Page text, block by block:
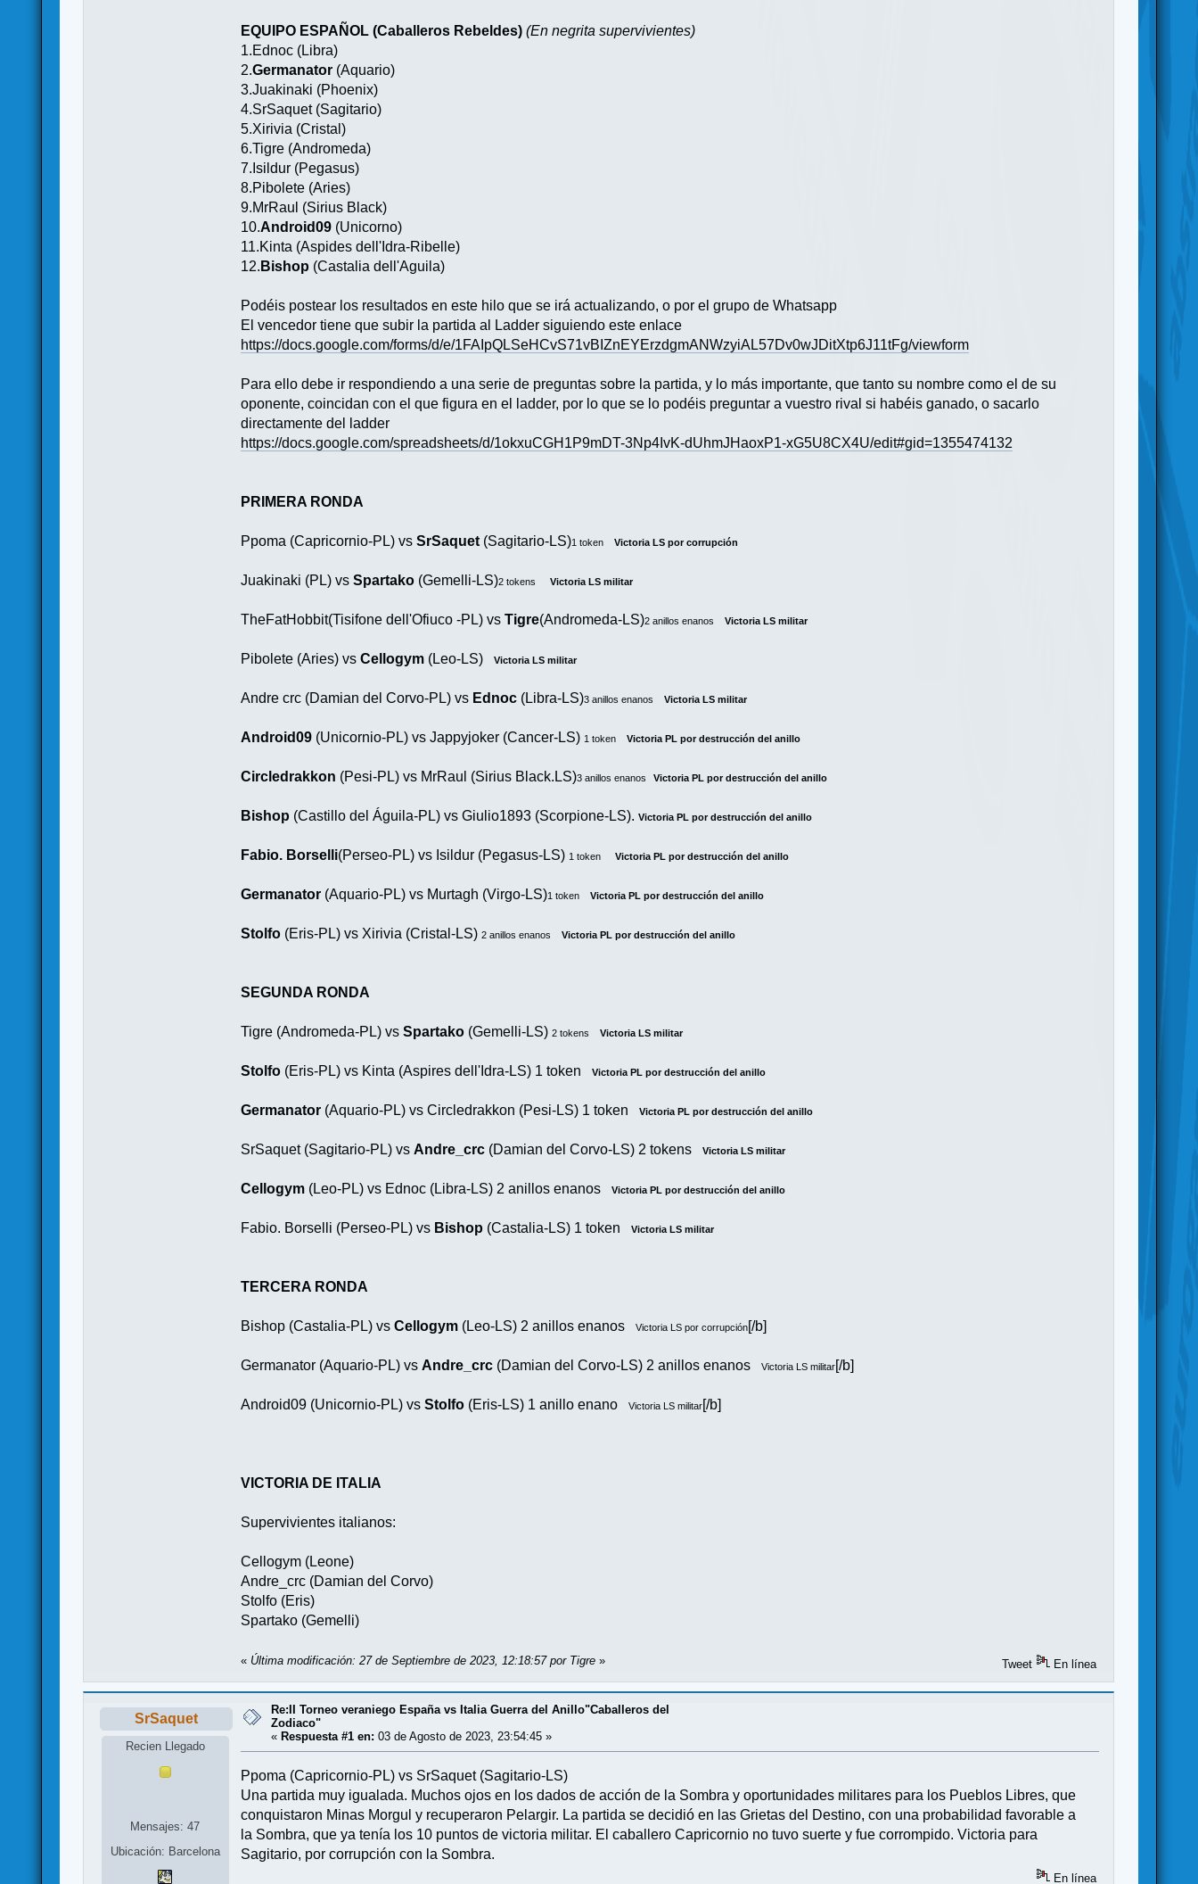
EQUIPO ESPAÑOL (Caballeros Rebeldes) (En negrita supervivientes)
1.Ednoc (Libra)
2.Germanator (Aquario)
3.Juakinaki (Phoenix)
4.SrSaquet (Sagitario)
5.Xirivia (Cristal)
6.Tigre (Andromeda)
7.Isildur (Pegasus)
8.Pibolete (Aries)
9.MrRaul (Sirius Black)
10.Android09 (Unicorno)
11.Kinta (Aspides dell'Idra-Ribelle)
12. Bishop (Castalia dell'Aguila)
Podéis postear los resultados en este hilo que se irá actualizando, o por el grupo de Whatsapp
El vencedor tiene que subir la partida al Ladder siguiendo este enlace
https://docs.google.com/forms/d/e/1FAIpQLSeHCvS71vBIZnEYErzdgmANWzyiAL57Dv0wJDitXtp6J11tFg/viewform
Para ello debe ir respondiendo a una serie de preguntas sobre la partida, y lo más importante, que tanto su nombre como el de su
oponente, coincidan con el que figura en el ladder, por lo que se lo podéis preguntar a vuestro rival si habéis ganado, o sacarlo
directamente del ladder
https://docs.google.com/spreadsheets/d/1okxuCGH1P9mDT-3Np4IvK-dUhmJHaoxP1-xG5U8CX4U/edit#gid=1355474132
PRIMERA RONDA
Ppoma (Capricornio-PL) vsSrSaquet (Sagitario-LS)1 token Victoria LS por corrupción
Juakinaki (PL) vsSpartako (Gemelli-LS)2 tokens Victoria LS militar
TheFatHobbit(Tisifone dell'Ofiuco -PL) vsTigre(Andromeda-LS)2 anillos enanos Victoria LS militar
Pibolete (Aries) vsCellogym (Leo-LS)Victoria LS militar
Andre crc (Damian del Corvo-PL) vs Ednoc (Libra-LS)3 anillos enanos Victoria LS militar
Android09 (Unicornio-PL) vs Jappyjoker (Cancer-LS) 1 token Victoria PL por destrucción del anillo
Circledrakkon (Pesi-PL) vs MrRaul (Sirius Black.LS)3 anillos enanos Victoria PL por destrucción del anillo
Bishop (Castillo del Águila-PL) vs Giulio1893 (Scorpione-LS).Victoria PL por destrucción del anillo
Fabio. Borselli(Perseo-PL) vs Isildur (Pegasus-LS) 1 token Victoria PL por destrucción del anillo
Germanator (Aquario-PL) vs Murtagh (Virgo-LS)1 token Victoria PL por destrucción del anillo
Stolfo (Eris-PL) vs Xirivia (Cristal-LS)2 anillos enanos Victoria PL por destrucción del anillo
SEGUNDA RONDA
Tigre (Andromeda-PL) vsSpartako (Gemelli-LS)2 tokens Victoria LS militar
Stolfo (Eris-PL) vs Kinta (Aspires dell'Idra-LS) 1 tokenVictoria PL por destrucción del anillo
Germanator (Aquario-PL) vs Circledrakkon (Pesi-LS) 1 tokenVictoria PL por destrucción del anillo
SrSaquet (Sagitario-PL) vs Andre_crc (Damian del Corvo-LS) 2 tokensVictoria LS militar
Cellogym (Leo-PL) vs Ednoc (Libra-LS) 2 anillos enanosVictoria PL por destrucción del anillo
Fabio. Borselli (Perseo-PL) vs Bishop (Castalia-LS) 1 tokenVictoria LS militar
TERCERA RONDA
Bishop (Castalia-PL) vsCellogym (Leo-LS) 2 anillos enanosVictoria LS por corrupción[/b]
Germanator (Aquario-PL) vs Andre_crc (Damian del Corvo-LS) 2 anillos enanosVictoria LS militar[/b]
Android09 (Unicornio-PL) vsStolfo (Eris-LS) 1 anillo enanoVictoria LS militar[/b]
VICTORIA DE ITALIA
Supervivientes italianos:
Cellogym (Leone)
Andre_crc (Damian del Corvo)
Stolfo (Eris)
Spartako (Gemelli)
« Última modificación: 27 de Septiembre de 2023, 12:18:57 por Tigre » Tweet En línea
SrSaquet
Recien Llegado
Mensajes: 47
Ubicación: Barcelona
Re:II Torneo veraniego España vs Italia Guerra del Anillo"Caballeros del
Zodiaco"
«Respuesta #1 en: 03 de Agosto de 2023, 23:54:45 »
Ppoma (Capricornio-PL) vs SrSaquet (Sagitario-LS)
Una partida muy igualada. Muchos ojos en los dados de acción de la Sombra y oportunidades militares para los Pueblos Libres, que
conquistaron Minas Morgul y recuperaron Pelargir. La partida se decidió en las Grietas del Destino, con una probabilidad favorable a
la Sombra, que ya tenía los 10 puntos de victoria militar. El caballero Capricornio no tuvo suerte y fue corrompido. Victoria para
Sagitario, por corrupción con la Sombra.
En línea